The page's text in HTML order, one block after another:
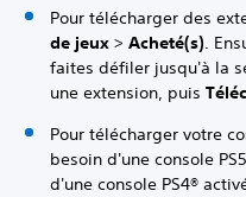
Pour télécharger des
de jeux > Acheté(s).
faites défiler jusqu'à la
une extension, puis
Pour télécharger votre
besoin d'une console
d'une console PS4®